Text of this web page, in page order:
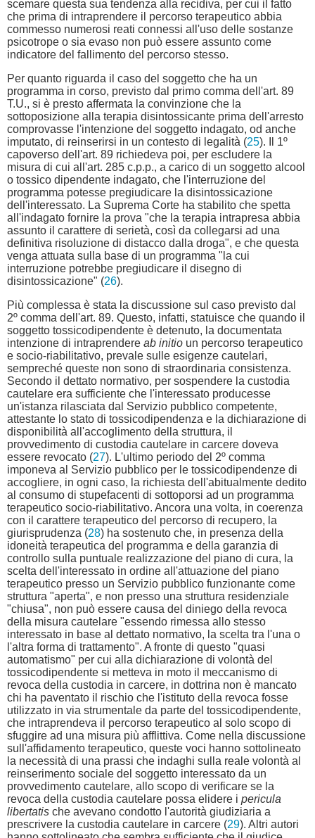
scemare questa sua tendenza alla recidiva, per cui il fatto
che prima di intraprendere il percorso terapeutico abbia
commesso numerosi reati connessi all'uso delle sostanze
psicotrope o sia evaso non può essere assunto come
indicatore del fallimento del percorso stesso.
Per quanto riguarda il caso del soggetto che ha un
programma in corso, previsto dal primo comma dell'art. 89
T.U., si è presto affermata la convinzione che la
sottoposizione alla terapia disintossicante prima dell'arresto
comprovasse l'intenzione del soggetto indagato, od anche
imputato, di reinserirsi in un contesto di legalità (25). Il 1º
capoverso dell'art. 89 richiedeva poi, per escludere la
misura di cui all'art. 285 c.p.p., a carico di un soggetto alcool
o tossico dipendente indagato, che l'interruzione del
programma potesse pregiudicare la disintossicazione
dell'interessato. La Suprema Corte ha stabilito che spetta
all'indagato fornire la prova "che la terapia intrapresa abbia
assunto il carattere di serietà, così da collegarsi ad una
definitiva risoluzione di distacco dalla droga", e che questa
venga attuata sulla base di un programma "la cui
interruzione potrebbe pregiudicare il disegno di
disintossicazione" (26).
Più complessa è stata la discussione sul caso previsto dal
2º comma dell'art. 89. Questo, infatti, statuisce che quando il
soggetto tossicodipendente è detenuto, la documentata
intenzione di intraprendere ab initio un percorso terapeutico
e socio-riabilitativo, prevale sulle esigenze cautelari,
sempreché queste non sono di straordinaria consistenza.
Secondo il dettato normativo, per sospendere la custodia
cautelare era sufficiente che l'interessato producesse
un'istanza rilasciata dal Servizio pubblico competente,
attestante lo stato di tossicodipendenza e la dichiarazione di
disponibilità all'accoglimento della struttura, il
provvedimento di custodia cautelare in carcere doveva
essere revocato (27). L'ultimo periodo del 2º comma
imponeva al Servizio pubblico per le tossicodipendenze di
accogliere, in ogni caso, la richiesta dell'abitualmente dedito
al consumo di stupefacenti di sottoporsi ad un programma
terapeutico socio-riabilitativo. Ancora una volta, in coerenza
con il carattere terapeutico del percorso di recupero, la
giurisprudenza (28) ha sostenuto che, in presenza della
idoneità terapeutica del programma e della garanzia di
controllo sulla puntuale realizzazione del piano di cura, la
scelta dell'interessato in ordine all'attuazione del piano
terapeutico presso un Servizio pubblico funzionante come
struttura "aperta", e non presso una struttura residenziale
"chiusa", non può essere causa del diniego della revoca
della misura cautelare "essendo rimessa allo stesso
interessato in base al dettato normativo, la scelta tra l'una o
l'altra forma di trattamento". A fronte di questo "quasi
automatismo" per cui alla dichiarazione di volontà del
tossicodipendente si metteva in moto il meccanismo di
revoca della custodia in carcere, in dottrina non è mancato
chi ha paventato il rischio che l'istituto della revoca fosse
utilizzato in via strumentale da parte del tossicodipendente,
che intraprendeva il percorso terapeutico al solo scopo di
sfuggire ad una misura più afflittiva. Come nella discussione
sull'affidamento terapeutico, queste voci hanno sottolineato
la necessità di una prassi che indaghi sulla reale volontà al
reinserimento sociale del soggetto interessato da un
provvedimento cautelare, allo scopo di verificare se la
revoca della custodia cautelare possa elidere i pericula
libertatis che avevano condotto l'autorità giudiziaria a
prescrivere la custodia cautelare in carcere (29). Altri autori